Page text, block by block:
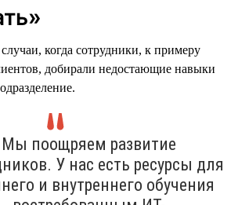
когда сотрудники, к примеру
добирали недостающие навыки
Мы поощряем развитие
У нас есть ресурсы для
и внутреннего обучения